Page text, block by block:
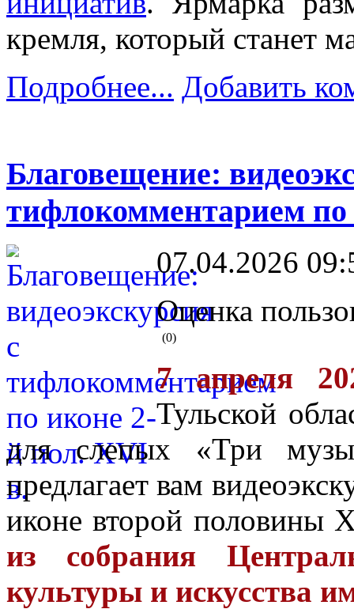
кремля, который станет
Подробнее... Добавить
Благовещение:
тифлокомментарием
07.04.2026
Оценка
(0)
7 апреля
Тульской
для слепых «Три
предлагает вам
иконе второй половины
из собрания
культуры и искусства